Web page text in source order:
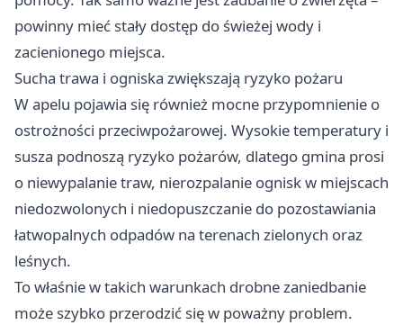
powinny mieć stały dostęp do świeżej wody i
zacienionego miejsca.
Sucha trawa i ogniska zwiększają ryzyko pożaru
W apelu pojawia się również mocne przypomnienie o
ostrożności przeciwpożarowej. Wysokie temperatury i
susza podnoszą ryzyko pożarów, dlatego gmina prosi
o niewypalanie traw, nierozpalanie ognisk w miejscach
niedozwolonych i niedopuszczanie do pozostawiania
łatwopalnych odpadów na terenach zielonych oraz
leśnych.
To właśnie w takich warunkach drobne zaniedbanie
może szybko przerodzić się w poważny problem.